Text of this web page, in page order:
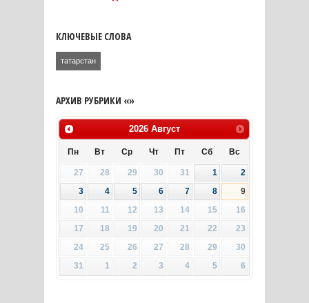
КЛЮЧЕВЫЕ СЛОВА
татарстан
АРХИВ РУБРИКИ «»
2026 Август
Пн Вт Ср Чт Пт Сб Вс
27 28 29 30 31 1
2
3
4 5 6 7 8
9
10
11 12 13 14 15
16
17
18 19 20 21 22
23
24
25 26 27 28 29
30
31
1 2 3 4 5 6